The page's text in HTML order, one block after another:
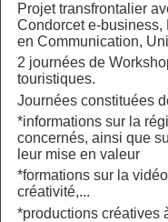
Projet transfrontalier
Condorcet e-business,
en Communication,
2 journées de
touristiques.
Journées constituées
*informations sur la
concernés, ainsi que
leur mise en valeur
*formations sur la
créativité,...
*productions créatives